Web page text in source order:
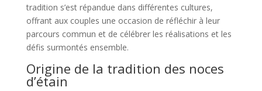
tradition s’est répandue dans différentes cultures,
offrant aux couples une occasion de réfléchir à leur
parcours commun et de célébrer les réalisations et les
défis surmontés ensemble.
Origine de la tradition des noces
d’étain